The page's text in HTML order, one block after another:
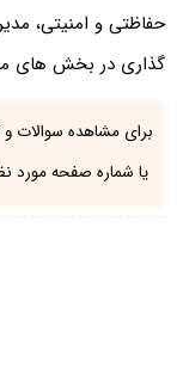
حفاظتی و امنیتی،
گذاری در بخش های
برای مشاهده سوالات
یا شماره صفحه مورد